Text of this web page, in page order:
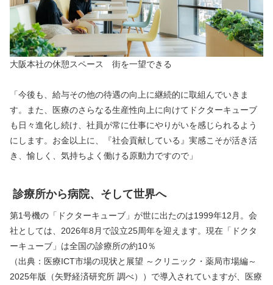
大阪本社の休憩スペース　街を一望できる
「今後も、給与その他の待遇の向上に継続的に取組んでいきま
す。また、医療のさらなる生産性向上に向けてドクターキューブ
も日々進化し続け、社員が常に仕事にやりがいを感じられるよう
にします。お金以上に、『社会貢献している』実感こそが活き活
き、愉しく、気持ちよく働ける原動力ですので」
診療所から病院、そして世界へ
第1号機の「ドクターキューブ」が世に出たのは1999年12月。会
社としては、2026年8月で設立25周年を迎えます。現在「ドクタ
ーキューブ」は全国の診療所の約10％
（出典：医療ICT市場の現状と展望 ～クリニック・薬局市場編～
2025年版（矢野経済研究所 調べ））で導入されていますが、医療